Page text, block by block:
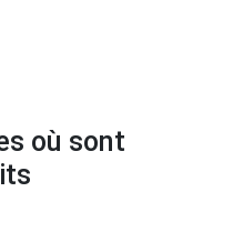
où sont